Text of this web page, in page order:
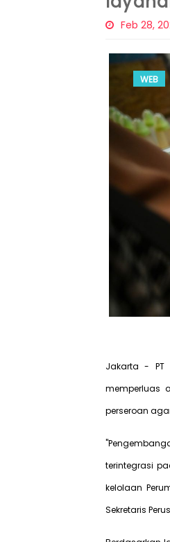
Feb 28,
WEB
Jakarta - PT
memperluas
perseroan
terintegrasi
kelolaan
Sekretaris